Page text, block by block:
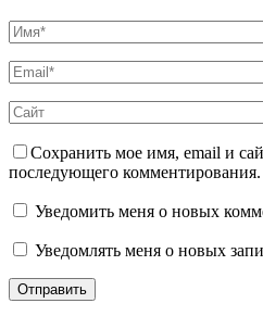
Сохранить мое имя, email и
последующего комментирования.
Уведомить меня о новых
Уведомлять меня о новых